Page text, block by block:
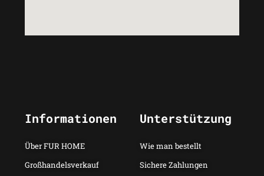
Informationen
Über FUR HOME
Großhandelsverkauf
Unterstützung
Wie man bestellt
Sichere Zahlungen